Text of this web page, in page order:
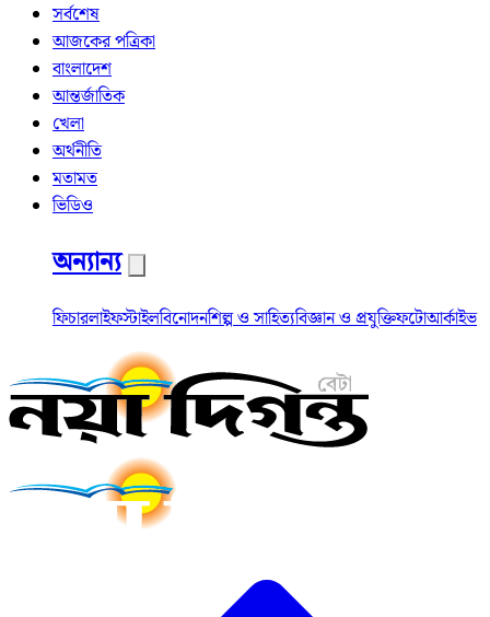
সর্বশেষ
আজকের পত্রিকা
বাংলাদেশ
আন্তর্জাতিক
খেলা
অর্থনীতি
মতামত
ভিডিও
অন্যান্য
ফিচারলাইফস্টাইলবিনোদনশিল্প ও সাহিত্যবিজ্ঞান ও প্রযুক্তিফটোআর্কাইভ